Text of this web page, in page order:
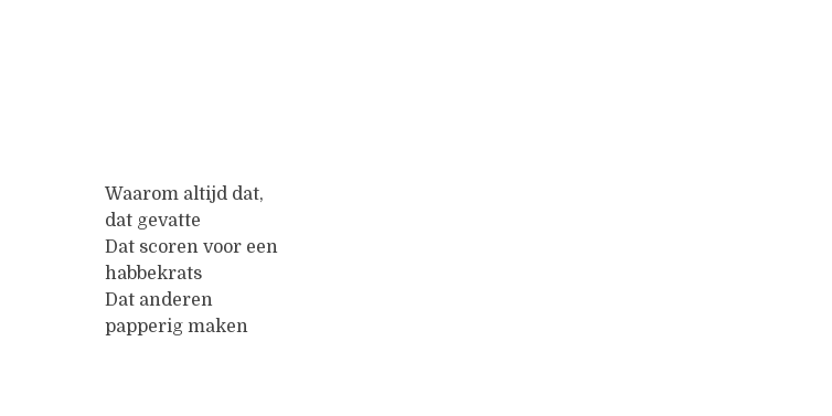
Waarom altijd dat,
dat gevatte
Dat scoren voor een
habbekrats
Dat anderen
papperig maken